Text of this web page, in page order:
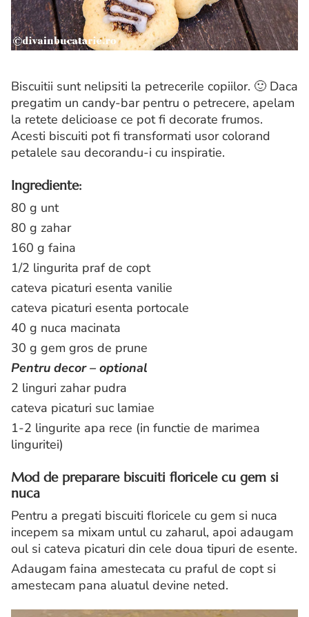
Biscuitii sunt nelipsiti la petrecerile copiilor. 🙂 Daca
pregatim un candy-bar pentru o petrecere, apelam
la retete delicioase ce pot fi decorate frumos.
Acesti biscuiti pot fi transformati usor colorand
petalele sau decorandu-i cu inspiratie.
Ingrediente:
80 g unt
80 g zahar
160 g faina
1/2 lingurita praf de copt
cateva picaturi esenta vanilie
cateva picaturi esenta portocale
40 g nuca macinata
30 g gem gros de prune
Pentru decor – optional
2 linguri zahar pudra
cateva picaturi suc lamiae
1-2 lingurite apa rece (in functie de marimea
linguritei)
Mod de preparare biscuiti floricele cu gem si
nuca
Pentru a pregati biscuiti floricele cu gem si nuca
incepem sa mixam untul cu zaharul, apoi adaugam
oul si cateva picaturi din cele doua tipuri de esente.
Adaugam faina amestecata cu praful de copt si
amestecam pana aluatul devine neted.